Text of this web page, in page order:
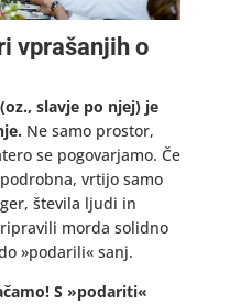
vprašanjih o
slavje po njej) je
Ne samo prostor,
se pogovarjamo. Če
vrtijo samo
števila ljudi in
morda solidno
»podarili« sanj.
S »podariti«